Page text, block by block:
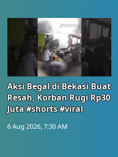
Aksi Begal di Bekasi Buat
Resah, Korban Rugi Rp30
Juta #shorts #viral
6 Aug 2026, 7:30 AM